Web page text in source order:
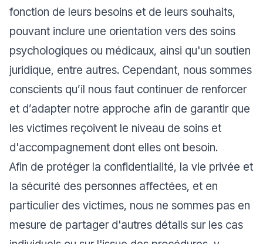
fonction de leurs besoins et de leurs souhaits,
pouvant inclure une orientation vers des soins
psychologiques ou médicaux, ainsi qu'un soutien
juridique, entre autres. Cependant, nous sommes
conscients qu’il nous faut continuer de renforcer
et d’adapter notre approche afin de garantir que
les victimes reçoivent le niveau de soins et
d'accompagnement dont elles ont besoin.
Afin de protéger la confidentialité, la vie privée et
la sécurité des personnes affectées, et en
particulier des victimes, nous ne sommes pas en
mesure de partager d'autres détails sur les cas